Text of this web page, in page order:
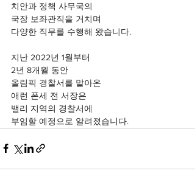
치안과 정책 사무국의
국장 보좌관직을 거치며
다양한 직무를 수행해 왔습니다.
지난 2022년 1월부터
2년 8개월 동안
올림픽 경찰서를 맡아온
애런 폰세 전 서장은
밸리 지역의 경찰서에
부임할 예정으로 알려졌습니다.